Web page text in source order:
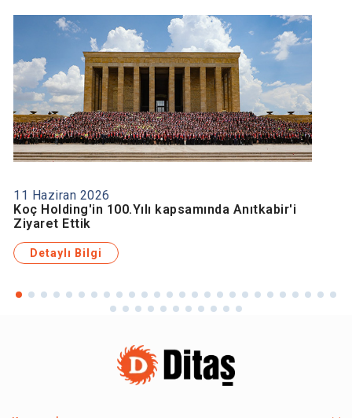
11 Haziran 2026
Koç Holding'in 100.Yılı kapsamında Anıtkabir'i
Ziyaret Ettik
Detaylı Bilgi